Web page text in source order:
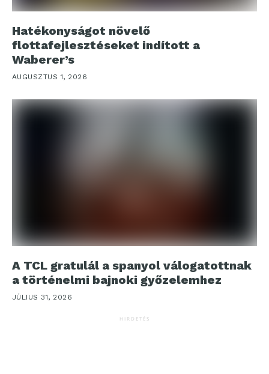
Hatékonyságot növelő
flottafejlesztéseket indított a
Waberer’s
AUGUSZTUS 1, 2026
A TCL gratulál a spanyol válogatottnak
a történelmi bajnoki győzelemhez
JÚLIUS 31, 2026
HIRDETÉS